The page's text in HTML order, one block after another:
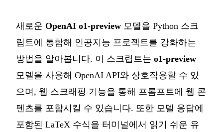
새로운 OpenAI o1-preview 모델을 Python 스크
립트에 통합해 인공지능 프로젝트를 강화하는
방법을 알아봅니다. 이 스크립트는 o1-preview
모델을 사용해 OpenAI API와 상호작용할 수 있
으며, 웹 스크래핑 기능을 통해 프롬프트에 웹 콘
텐츠를 포함시킬 수 있습니다. 또한 모델 응답에
포함된 LaTeX 수식을 터미널에서 읽기 쉬운 유